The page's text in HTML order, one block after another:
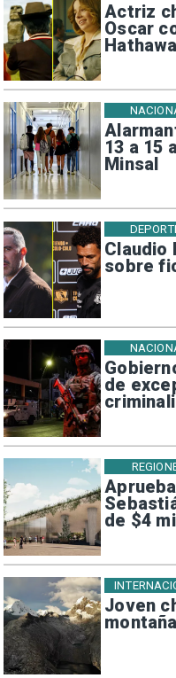
Actriz
Oscar
13 a 15
Minsal
Claudio
sobre
de
de $4
Joven